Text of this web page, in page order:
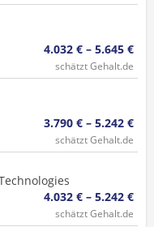
4.032 € – 5.645 €
schätzt Gehalt.de
3.790 € – 5.242 €
schätzt Gehalt.de
4.032 € – 5.242 €
schätzt Gehalt.de